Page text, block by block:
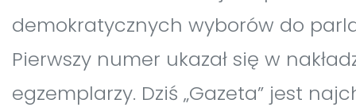
demokratycznych wyborów do
Pierwszy numer ukazał się w
egzemplarzy. Dziś „Gazeta” jest